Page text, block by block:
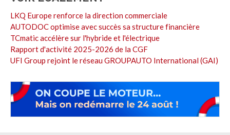
LKQ Europe renforce la direction commerciale
AUTODOC optimise avec succès sa structure financière
TCmatic accélère sur l'hybride et l'électrique
Rapport d'activité 2025-2026 de la CGF
UFI Group rejoint le réseau GROUPAUTO International (GAI)